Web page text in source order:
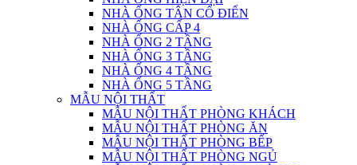
NHÀ ỐNG TÂN CỔ ĐIỂN
NHÀ ỐNG CẤP 4
NHÀ ỐNG 2 TẦNG
NHÀ ỐNG 3 TẦNG
NHÀ ỐNG 4 TẦNG
NHÀ ỐNG 5 TẦNG
MẪU NỘI THẤT
MẪU NỘI THẤT PHÒNG KHÁCH
MẪU NỘI THẤT PHÒNG ĂN
MẪU NỘI THẤT PHÒNG BẾP
MẪU NỘI THẤT PHÒNG NGỦ